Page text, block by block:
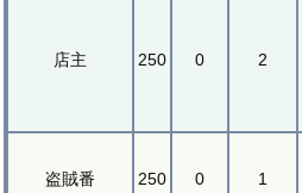
店主 250 0 2
盗賊番 250 0 1